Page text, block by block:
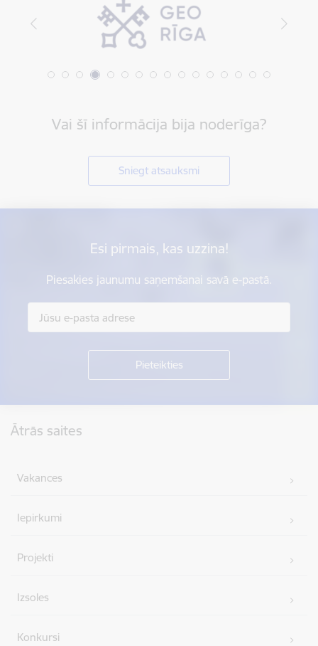
Vai šī informācija bija noderīga?
Sniegt atsauksmi
Esi pirmais, kas uzzina!
Piesakies jaunumu saņemšanai savā e-pastā.
Ātrās saites
Vakances
Iepirkumi
Projekti
Izsoles
Konkursi